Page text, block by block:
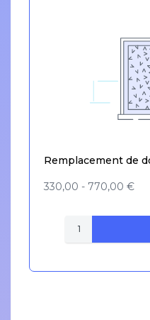
Remplacement de
330,00 - 770,00 €